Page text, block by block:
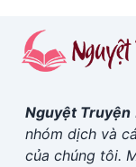
Nguyệt Truyện
nhóm dịch và
của chúng tôi.